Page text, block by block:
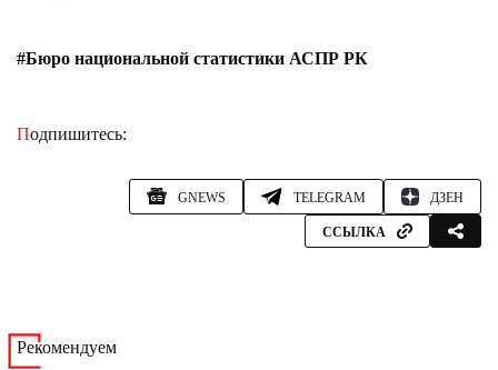
#Бюро национальной статистики АСПР РК
Подпишитесь:
GNEWS TELEGRAM ДЗЕН
ССЫЛКА
Рекомендуем